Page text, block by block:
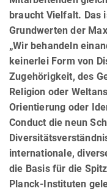
braucht Vielfalt. Das
Grundwerten der
„Wir behandeln
keinerlei Form von
Zugehörigkeit, des
Religion oder
Orientierung oder
Conduct die neun
internationale,
die Basis für die
Planck-Instituten